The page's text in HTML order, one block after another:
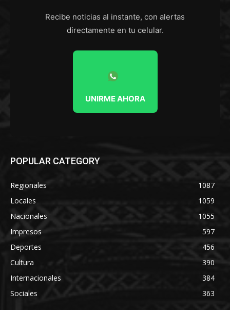
Recibe noticias al instante, con alertas
directamente en tu celular.
UNIRME AHORA
POPULAR CATEGORY
Regionales
1087
Locales
1059
Nacionales
1055
Impresos
597
Deportes
456
Cultura
390
Internacionales
384
Sociales
363